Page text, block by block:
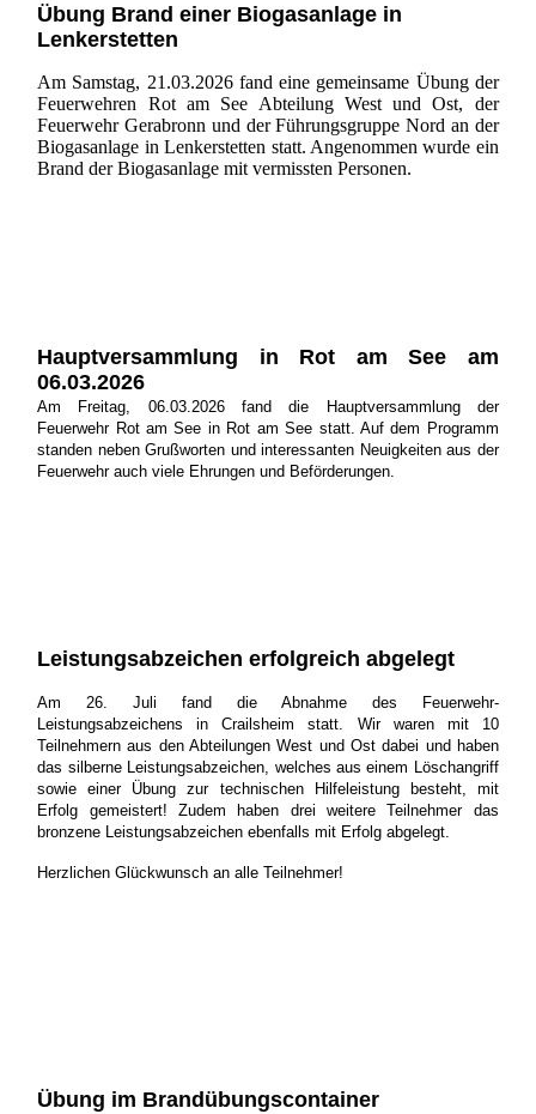
Übung Brand einer Biogasanlage in
Lenkerstetten
Am Samstag, 21.03.2026 fand eine gemeinsame Übung der
Feuerwehren Rot am See Abteilung West und Ost, der
Feuerwehr Gerabronn und der Führungsgruppe Nord an der
Biogasanlage in Lenkerstetten statt. Angenommen wurde ein
Brand der Biogasanlage mit vermissten Personen.
Hauptversammlung in Rot am See am
06.03.2026
Am Freitag, 06.03.2026 fand die Hauptversammlung der
Feuerwehr Rot am See in Rot am See statt. Auf dem Programm
standen neben Grußworten und interessanten Neuigkeiten aus der
Feuerwehr auch viele Ehrungen und Beförderungen.
Leistungsabzeichen erfolgreich abgelegt
Am 26. Juli fand die Abnahme des Feuerwehr-
Leistungsabzeichens in Crailsheim statt. Wir waren mit 10
Teilnehmern aus den Abteilungen West und Ost dabei und haben
das silberne Leistungsabzeichen, welches aus einem Löschangriff
sowie einer Übung zur technischen Hilfeleistung besteht, mit
Erfolg gemeistert! Zudem haben drei weitere Teilnehmer das
bronzene Leistungsabzeichen ebenfalls mit Erfolg abgelegt.
Herzlichen Glückwunsch an alle Teilnehmer!
Übung im Brandübungscontainer